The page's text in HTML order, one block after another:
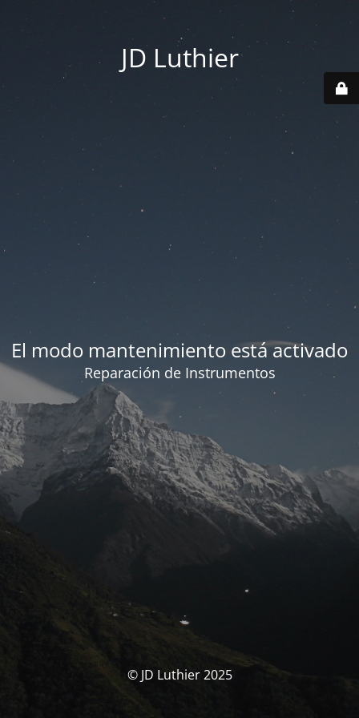
JD Luthier
El modo mantenimiento está activado
Reparación de Instrumentos
© JD Luthier 2025